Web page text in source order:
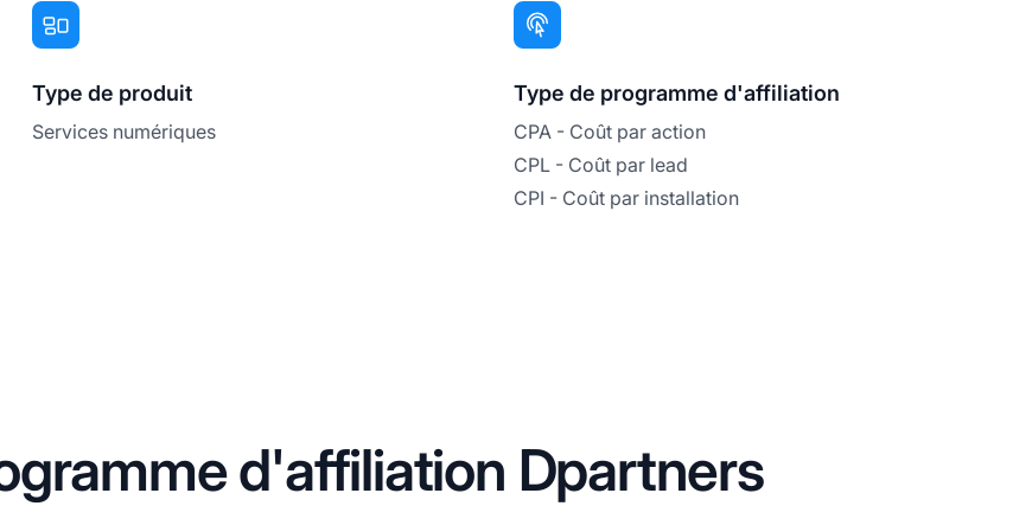
Type de produit
Services numériques
Type de programme d'affiliation
CPA - Coût par action
CPL - Coût par lead
CPI - Coût par installation
d'affiliation Dpartners